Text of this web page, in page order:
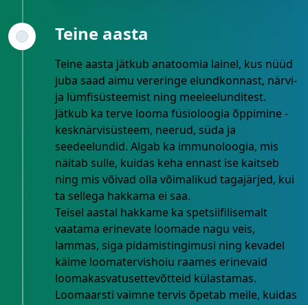
Teine aasta
Teine aasta jätkub anatoomia lainel, kus nüüd
juba saad aimu vereringe elundkonnast, närvi-
ja lümfisüsteemist ning meeleelunditest.
Jätkub ka terve looma füsioloogia õppimine -
kesknärvisüsteem, neerud, süda ja
seedeelundid. Algab ka immunoloogia, mis
näitab sulle, kuidas keha ennast ise kaitseb
ning mis võivad olla võimalikud tagajärjed, kui
ta sellega hakkama ei saa.
Teisel aastal hakkame ka spetsiifilisemalt
vaatama erinevate loomade nagu veis,
lammas, siga pidamistingimusi ning kevadel
käime loomatervishoiu raames erinevaid
loomakasvatusettevõtteid külastamas.
Loomaarsti vaimne tervis õpetab meile, kuidas